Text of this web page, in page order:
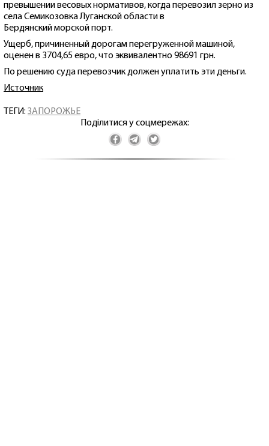
превышении весовых нормативов, когда перевозил зерно из
села Семикозовка Луганской области в
Бердянский морской порт.
Ущерб, причиненный дорогам перегруженной машиной,
оценен в 3704,65 евро, что эквивалентно 98691 грн.
По решению суда перевозчик должен уплатить эти деньги.
Источник
ТЕГИ: ЗАПОРОЖЬЕ
Поділитися у соцмережах: